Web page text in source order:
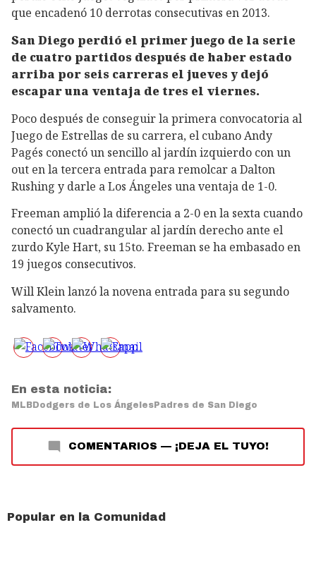
que encadenó 10 derrotas consecutivas en 2013.
San Diego perdió el primer juego de la serie
de cuatro partidos después de haber estado
arriba por seis carreras el jueves y dejó
escapar una ventaja de tres el viernes.
Poco después de conseguir la primera convocatoria al
Juego de Estrellas de su carrera, el cubano Andy
Pagés conectó un sencillo al jardín izquierdo con un
out en la tercera entrada para remolcar a Dalton
Rushing y darle a Los Ángeles una ventaja de 1-0.
Freeman amplió la diferencia a 2-0 en la sexta cuando
conectó un cuadrangular al jardín derecho ante el
zurdo Kyle Hart, su 15to. Freeman se ha embasado en
19 juegos consecutivos.
Will Klein lanzó la novena entrada para su segundo
salvamento.
En esta noticia:
MLB Dodgers de Los Ángeles Padres de San Diego
COMENTARIOS — ¡DEJA EL TUYO!
Popular en la Comunidad